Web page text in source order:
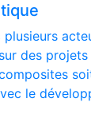
des projets
le